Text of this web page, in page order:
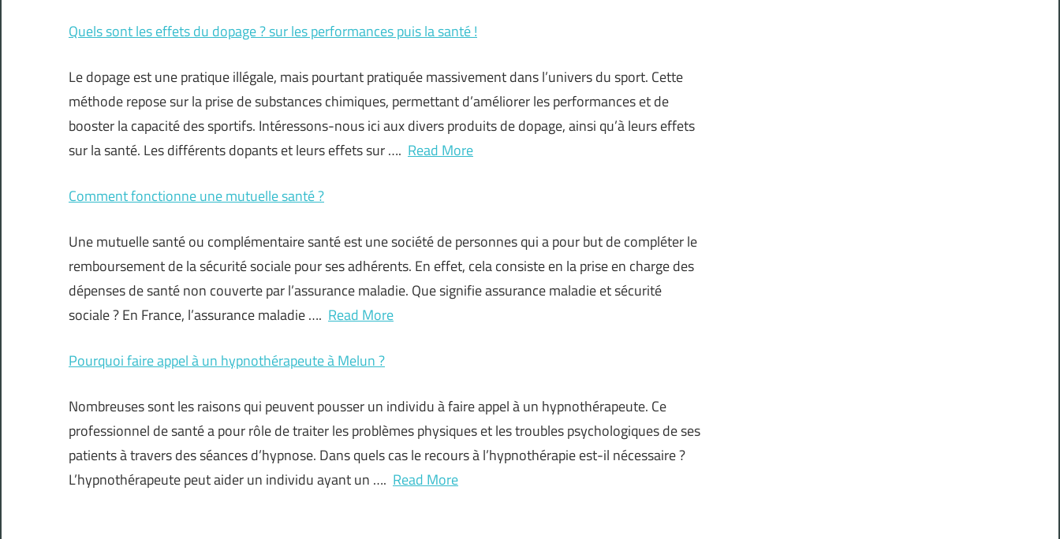
Quels sont les effets du dopage ? sur les performances puis la santé !
Le dopage est une pratique illégale, mais pourtant pratiquée massivement dans l’univers du sport. Cette
méthode repose sur la prise de substances chimiques, permettant d’améliorer les performances et de
booster la capacité des sportifs. Intéressons-nous ici aux divers produits de dopage, ainsi qu’à leurs effets
sur la santé. Les différents dopants et leurs effets sur …. Read More
Comment fonctionne une mutuelle santé ?
Une mutuelle santé ou complémentaire santé est une société de personnes qui a pour but de compléter le
remboursement de la sécurité sociale pour ses adhérents. En effet, cela consiste en la prise en charge des
dépenses de santé non couverte par l’assurance maladie. Que signifie assurance maladie et sécurité
sociale ? En France, l’assurance maladie …. Read More
Pourquoi faire appel à un hypnothérapeute à Melun ?
Nombreuses sont les raisons qui peuvent pousser un individu à faire appel à un hypnothérapeute. Ce
professionnel de santé a pour rôle de traiter les problèmes physiques et les troubles psychologiques de ses
patients à travers des séances d’hypnose. Dans quels cas le recours à l’hypnothérapie est-il nécessaire ?
L’hypnothérapeute peut aider un individu ayant un …. Read More